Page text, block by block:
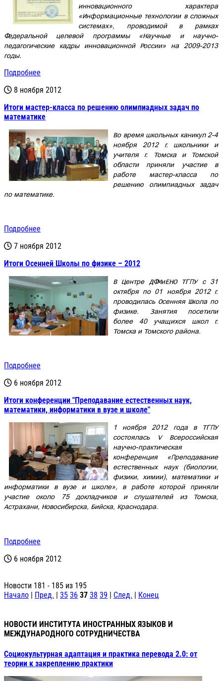
инновационного характера
«Информационные технологии в сложных
системах», проводимой в рамках
Федеральной целевой программы «Научные и научно-
педагогические кадры инновационной России» на 2009-2013
годы.
Подробнее
8 ноября 2012
Итоги мастер-класса по решению олимпиадных задач по
математике
Во время школьных каникул 2-4
ноября 2012 г. школьники и
учителя г. Томска и Томской
области приняли участие в
работе мастер-класса по
решению олимпиадных задач
по математике.
Подробнее
7 ноября 2012
Итоги Осенней Школы по физике – 2012
В Центре ДФМиЕНО ТГПУ с 31
октября по 01 ноября 2012 г.
проводилась Осенняя Школа по
физике. Занятия посетили
более 40 учащихся школ г.
Томска и Томского района.
Подробнее
6 ноября 2012
Итоги конференции "Преподавание естественных наук,
математики, информатики в вузе и школе"
1 ноября 2012 года в ТГПУ
состоялась V Всероссийская
научно-практическая
конференция «Преподавание
естественных наук (биологии,
физики, химии), математики и
информатики в вузе и школе», в работе которой приняли
участие около 75 докладчиков и слушателей из Томска,
Астрахани, Новосибирска, Бийска, Краснодара.
Подробнее
6 ноября 2012
Новости 181 - 185 из 195
Начало | Пред. | 35 36 37 38 39 | След. | Конец
НОВОСТИ ИНСТИТУТА ИНОСТРАННЫХ ЯЗЫКОВ И
МЕЖДУНАРОДНОГО СОТРУДНИЧЕСТВА
Социокультурная адаптация и практика перевода 2.0: от
теории к закреплению практики